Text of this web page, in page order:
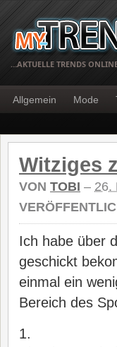
…AKTUELLE TRENDS
Allgemein Mode
Witziges
VON TOBI – 26.
Ich habe über
geschickt
einmal ein
Bereich des
1.